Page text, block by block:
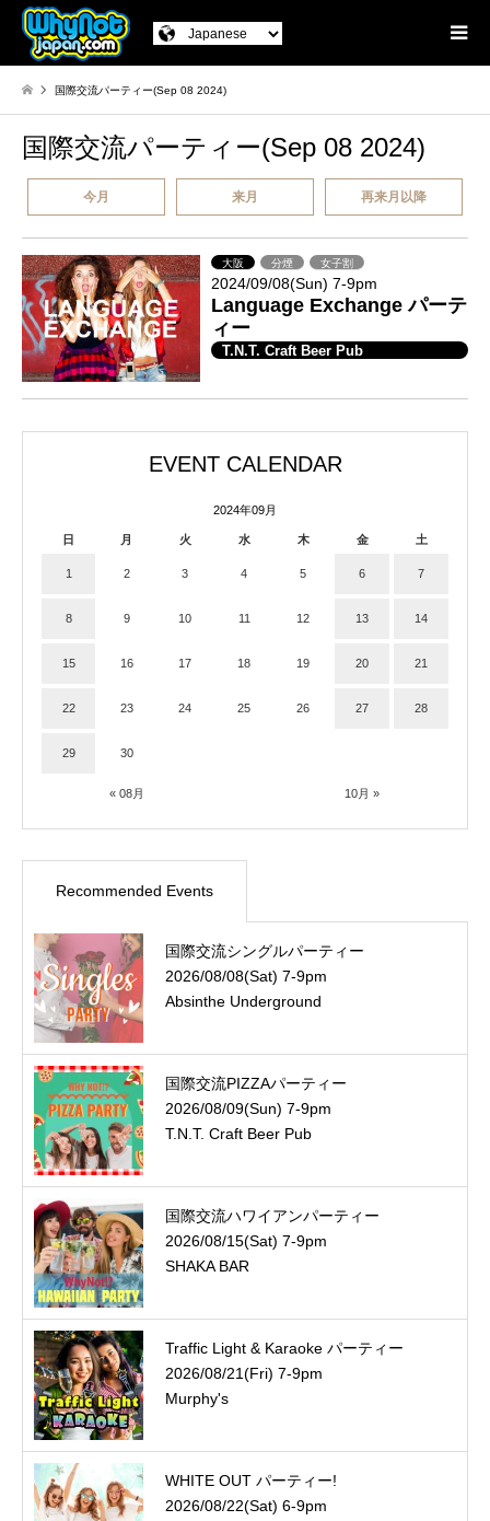
国際交流パーティー(Sep 08 2024)
国際交流パーティー(Sep 08 2024)
今月 来月 再来月以降
大阪 分煙 女子割
2024/09/08(Sun) 7-9pm
Language Exchange パーテ
ィー
T.N.T. Craft Beer Pub
EVENT CALENDAR
2024年09月
日 月 火 水 木 金 土
« 08月 10月 »
1 2 3 4 5 6 7
8 9 10 11 12 13 14
15 16 17 18 19 20 21
22 23 24 25 26 27 28
29 30
Recommended Events
国際交流シングルパーティー
2026/08/08(Sat) 7-9pm
Absinthe Underground
国際交流PIZZAパーティー
2026/08/09(Sun) 7-9pm
T.N.T. Craft Beer Pub
国際交流ハワイアンパーティー
2026/08/15(Sat) 7-9pm
SHAKA BAR
Traffic Light & Karaoke パーティー
2026/08/21(Fri) 7-9pm
Murphy's
WHITE OUT パーティー!
2026/08/22(Sat) 6-9pm